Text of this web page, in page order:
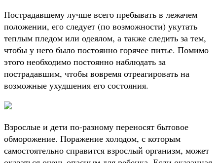
Пострадавшему лучше всего пребывать в лежачем
положении, его следует (по возможности) укутать
теплым пледом или одеялом, а также следить за тем,
чтобы у него было постоянно горячее питье. Помимо
этого необходимо постоянно наблюдать за
пострадавшим, чтобы вовремя отреагировать на
возможные ухудшения его состояния.
Взрослые и дети по-разному переносят бытовое
обморожение. Поражение холодом, с которым
самостоятельно справится взрослый организм, может